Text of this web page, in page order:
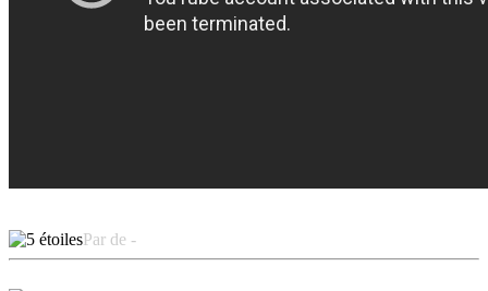
Par de -